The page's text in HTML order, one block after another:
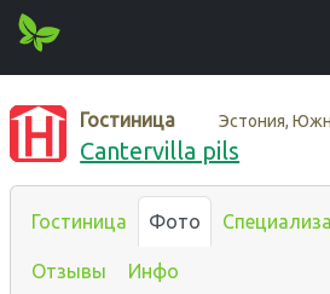
Гостиница Эстония,
Cantervilla pils
Гостиница Фото
Отзывы Инфо